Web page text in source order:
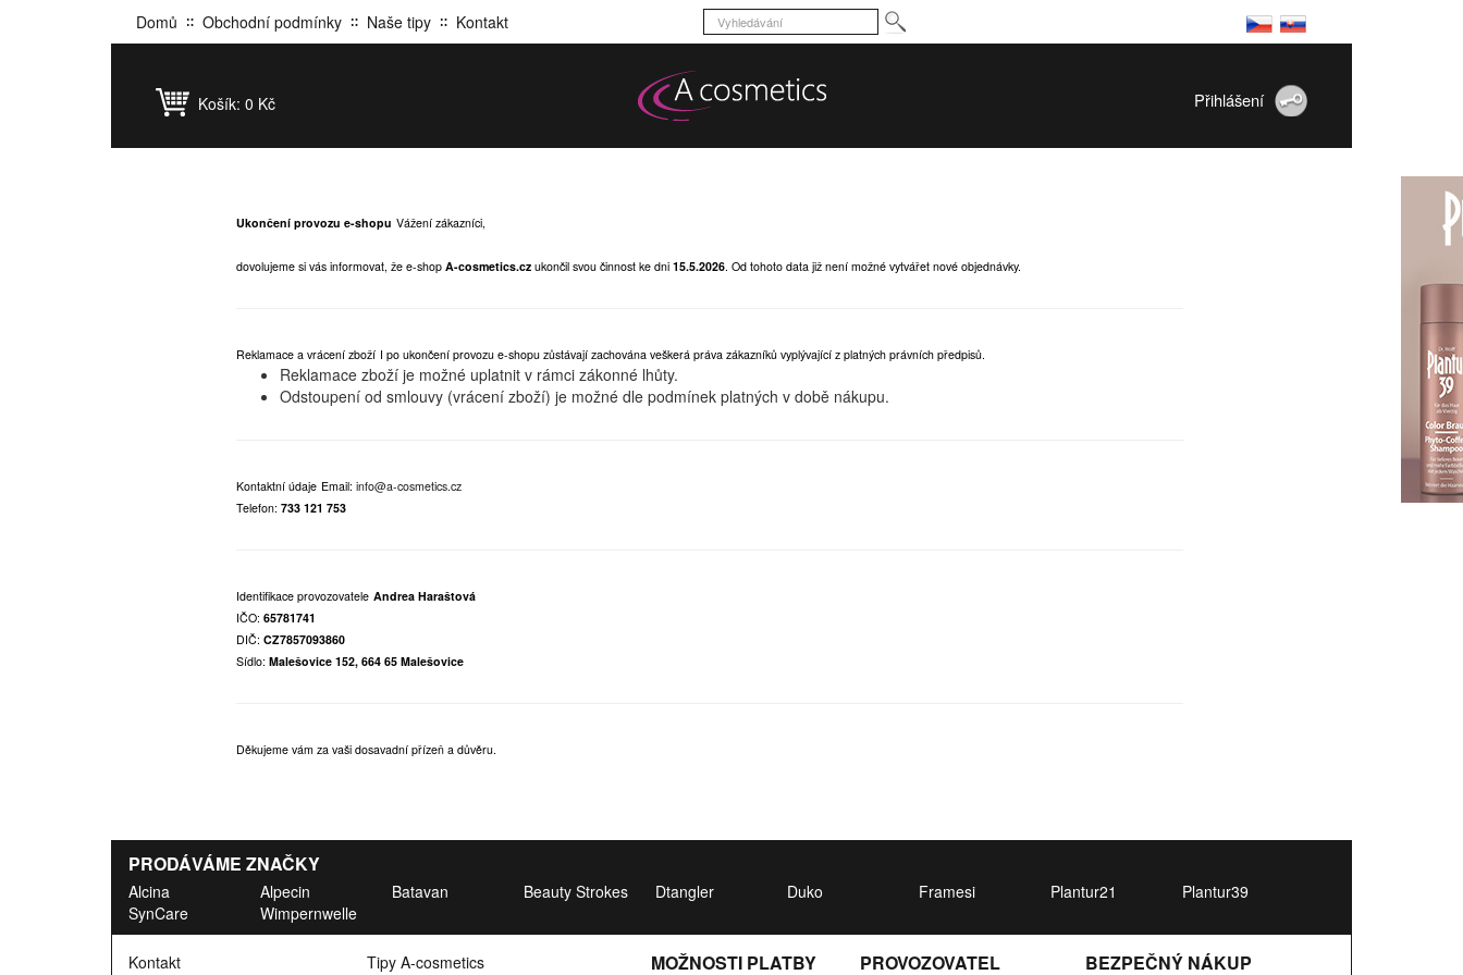
Košík: 0 Kč Přihlášení
Ukončení provozu e-shopu Vážení zákazníci,
dovolujeme si vás informovat, že e-shop A-cosmetics.cz ukončil svou činnost ke dni 15.5.2026. Od tohoto data již není možné vytvářet nové objednávky.
Reklamace a vrácení zboží I po ukončení provozu e-shopu zůstávají zachována veškerá práva zákazníků vyplývající z platných právních předpisů.
Reklamace zboží je možné uplatnit v rámci zákonné lhůty.
Odstoupení od smlouvy (vrácení zboží) je možné dle podmínek platných v době nákupu.
Kontaktní údaje Email: info@a-cosmetics.cz
Telefon: 733 121 753
Identifikace provozovatele Andrea Haraštová
IČO: 65781741
DIČ: CZ7857093860
Sídlo: Malešovice 152, 664 65 Malešovice
Děkujeme vám za vaši dosavadní přízeň a důvěru.
Domů Obchodní podmínky Naše tipy Kontakt
PRODÁVÁME ZNAČKY
Alcina Alpecin Batavan Beauty Strokes Dtangler Duko Framesi Plantur21
Plantur39
SynCare
Wimpernwelle
Kontakt
Tipy A-cosmetics
MOŽNOSTI PLATBY PROVOZOVATEL BEZPEČNÝ NÁKUP